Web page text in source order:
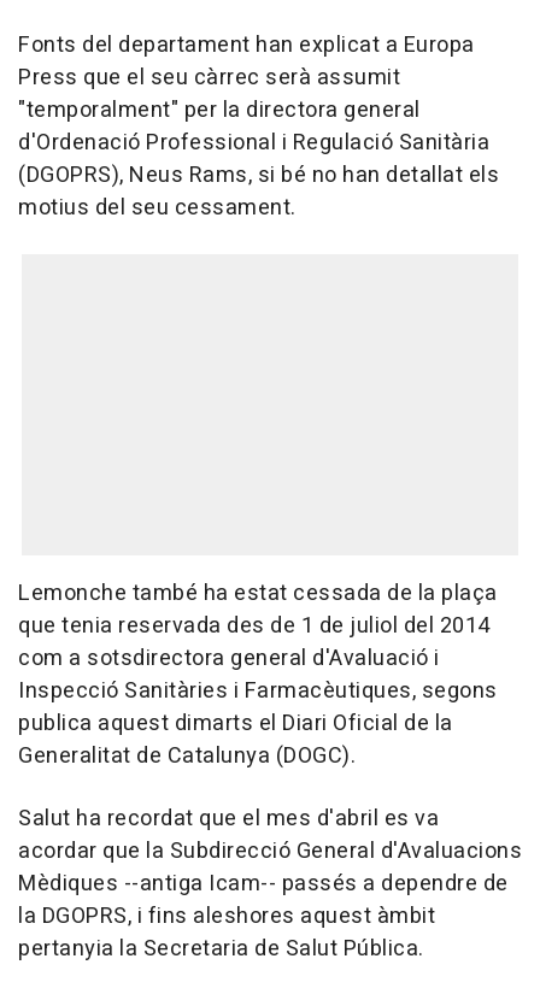
Fonts del departament han explicat a Europa
Press que el seu càrrec serà assumit
"temporalment" per la directora general
d'Ordenació Professional i Regulació Sanitària
(DGOPRS), Neus Rams, si bé no han detallat els
motius del seu cessament.
Lemonche també ha estat cessada de la plaça
que tenia reservada des de 1 de juliol del 2014
com a sotsdirectora general d'Avaluació i
Inspecció Sanitàries i Farmacèutiques, segons
publica aquest dimarts el Diari Oficial de la
Generalitat de Catalunya (DOGC).
Salut ha recordat que el mes d'abril es va
acordar que la Subdirecció General d'Avaluacions
Mèdiques --antiga Icam-- passés a dependre de
la DGOPRS, i fins aleshores aquest àmbit
pertanyia la Secretaria de Salut Pública.